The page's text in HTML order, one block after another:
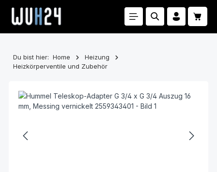
Zum Hauptinhalt springen
Du bist hier: Home
Heizung
Heizkörperventile und Zubehör